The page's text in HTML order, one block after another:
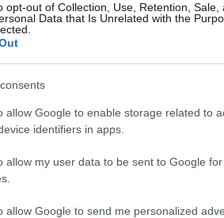
opt-out of Collection, Use, Retention, Sale,
Data that Is Unrelated with the
allow Google to enable storage related to
identifiers in apps.
allow my user data to be sent to Google
allow Google to send me personalized
ή τιμαλφή.
μέσω τηλεφωνικών
αντικείμενα σε κανέναν.